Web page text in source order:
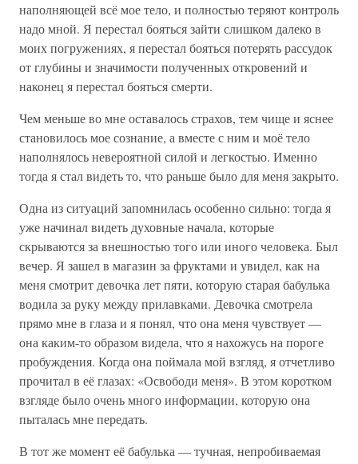
наполняющей всё мое тело, и полностью теряют контроль
надо мной. Я перестал бояться зайти слишком далеко в
моих погружениях, я перестал бояться потерять рассудок
от глубины и значимости полученных откровений и
наконец я перестал бояться смерти.
Чем меньше во мне оставалось страхов, тем чище и яснее
становилось мое сознание, а вместе с ним и моё тело
наполнялось невероятной силой и легкостью. Именно
тогда я стал видеть то, что раньше было для меня закрыто.
Одна из ситуаций запомнилась особенно сильно: тогда я
уже начинал видеть духовные начала, которые
скрываются за внешностью того или иного человека. Был
вечер. Я зашел в магазин за фруктами и увидел, как на
меня смотрит девочка лет пяти, которую старая бабулька
водила за руку между прилавками. Девочка смотрела
прямо мне в глаза и я понял, что она меня чувствует —
она каким-то образом видела, что я нахожусь на пороге
пробуждения. Когда она поймала мой взгляд, я отчетливо
прочитал в её глазах: «Освободи меня». В этом коротком
взгляде было очень много информации, которую она
пыталась мне передать.
В тот же момент её бабулька — тучная, непробиваемая